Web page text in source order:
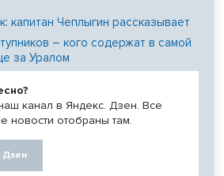
капитан Чеплыгин рассказывает
– кого содержат в самой
за Уралом
канал в Яндекс. Дзен. Все
новости отобраны там.
Дзен